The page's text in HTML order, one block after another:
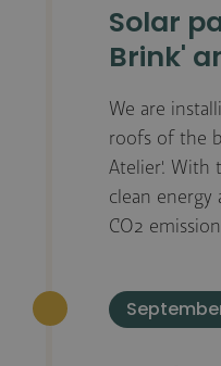
Solar
Brink'
We are
roofs of the
Atelier'. With
clean
CO2